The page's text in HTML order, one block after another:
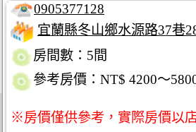
0905377128
宜蘭縣冬山鄉水源路37巷
房間數：5間
參考房價：NT$ 4200～
※房價僅供參考，實際房價以